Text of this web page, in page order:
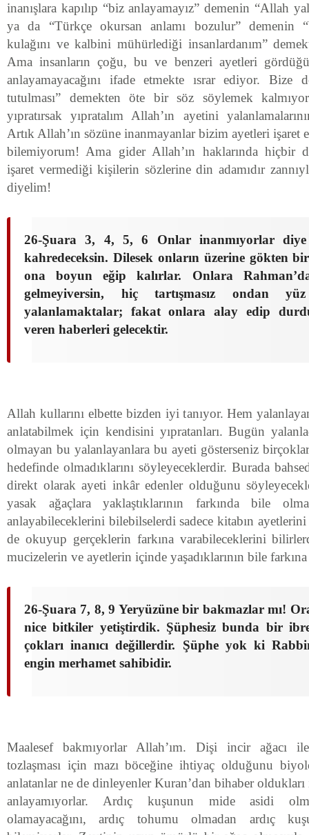
inanışlara kapılıp “biz anlayamayız” demenin “Allah
ya da “Türkçe okursan anlamı bozulur” demenin
kulağını ve kalbini mühürlediği insanlardanım”
Ama insanların çoğu, bu ve benzeri ayetleri
anlayamayacağını ifade etmekte ısrar ediyor.
tutulması” demekten öte bir söz söylemek
yıpratırsak yıpratalım Allah’ın ayetini
Artık Allah’ın sözüne inanmayanlar bizim ayetleri işaret
bilemiyorum! Ama gider Allah’ın haklarında hiçbir
işaret vermediği kişilerin sözlerine din adamıdır
diyelim!
26-Şuara 3, 4, 5, 6 Onlar inanmıyorlar diye
kahredeceksin. Dilesek onların üzerine gökten
ona boyun eğip kalırlar. Onlara
gelmeyiversin, hiç tartışmasız ondan
yalanlamaktalar; fakat onlara alay edip
veren haberleri gelecektir.
Allah kullarını elbette bizden iyi tanıyor. Hem
anlatabilmek için kendisini yıpratanları. Bugün
olmayan bu yalanlayanlara bu ayeti gösterseniz
hedefinde olmadıklarını söyleyeceklerdir. Burada
direkt olarak ayeti inkâr edenler olduğunu
yasak ağaçlara yaklaştıklarının farkında bile
anlayabileceklerini bilebilselerdi sadece kitabın
de okuyup gerçeklerin farkına varabileceklerini
mucizelerin ve ayetlerin içinde yaşadıklarının bile
26-Şuara 7, 8, 9 Yeryüzüne bir bakmazlar mı!
nice bitkiler yetiştirdik. Şüphesiz bunda bir
çokları inanıcı değillerdir. Şüphe yok ki
engin merhamet sahibidir.
Maalesef bakmıyorlar Allah’ım. Dişi incir ağacı
tozlaşması için mazı böceğine ihtiyaç olduğunu
anlatanlar ne de dinleyenler Kuran’dan bihaber
anlayamıyorlar. Ardıç kuşunun mide asidi
olamayacağını, ardıç tohumu olmadan ardıç